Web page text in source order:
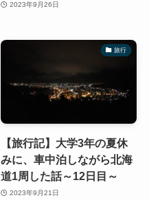
2023年9月26日
旅行
【旅行記】大学3年の夏休
みに、車中泊しながら北海
道1周した話～12日目～
2023年9月21日